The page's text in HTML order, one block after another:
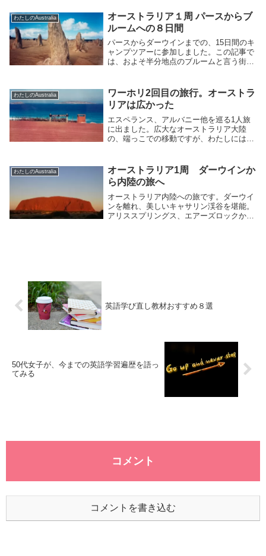
なお、心地良かったのは何故か、探りま
す。
わたしのAustralia
オーストラリア１周 パースからブ
ルームへの８日間
パースからダーウインまでの、15日間のキ
ャンプツアーに参加しました。この記事で
は、およそ半分地点のブルームと言う街ま
と、日本人としての誇りを感じる事が出来
ます。
わたしのAustralia
ワーホリ2回目の旅行。オーストラ
リアは広かった
エスペランス、アルバニー他を巡る1人旅
に出ました。広大なオーストラリア大陸
の、端っこでの移動ですが、わたしには初
入る前の、鮮やかなオーストラリアの色彩
を堪能しました。
わたしのAustralia
オーストラリア1周 ダーウインか
ら内陸の旅へ
オーストラリア内陸への旅です。ダーウイ
ンを離れ、美しいキャサリン渓谷を堪能。
アリススプリングス、エアーズロックから
英語学び直し教材おすすめ８選
50代女子が、今までの英語学習遍歴を語っ
てみる
コメント
コメントを書き込む